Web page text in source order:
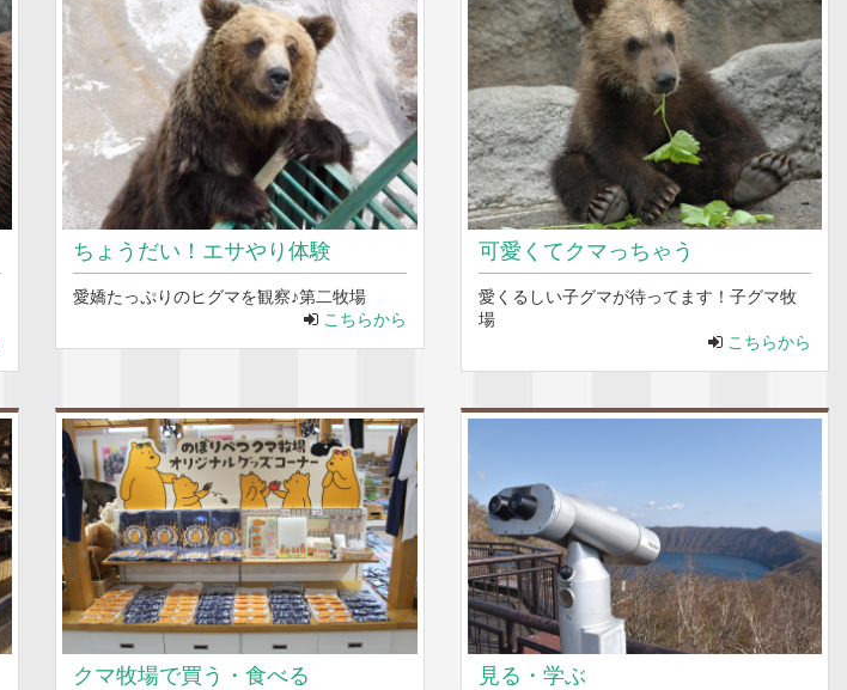
ちょうだい！エサやり体験
愛嬌たっぷりのヒグマを観察♪第二牧場
こちらから
可愛くてクマっちゃう
愛くるしい子グマが待ってます！子グマ牧
場
こちらから
クマ牧場で買う・食べる 見る・学ぶ